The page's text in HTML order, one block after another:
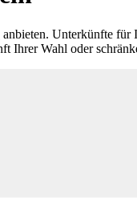
anbieten. Unterkünfte für
Ihrer Wahl oder